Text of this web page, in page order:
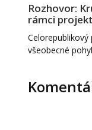
Rozhovor:
rámci
všeobecné